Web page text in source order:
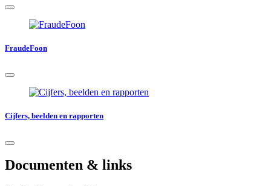
FraudeFoon
Cijfers, beelden en rapporten
Documenten & links